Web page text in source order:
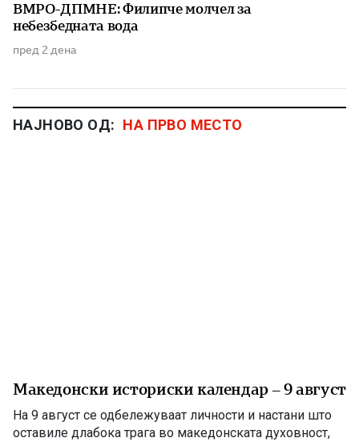
ВМРО-ДПМНЕ: Филипче молчел за
небезбедната вода
пред 2 дена
НАЈНОВО ОД: НА ПРВО МЕСТО
Македонски историски календар – 9 август
На 9 август се одбележуваат личности и настани што
оставиле длабока трага во македонската духовност,